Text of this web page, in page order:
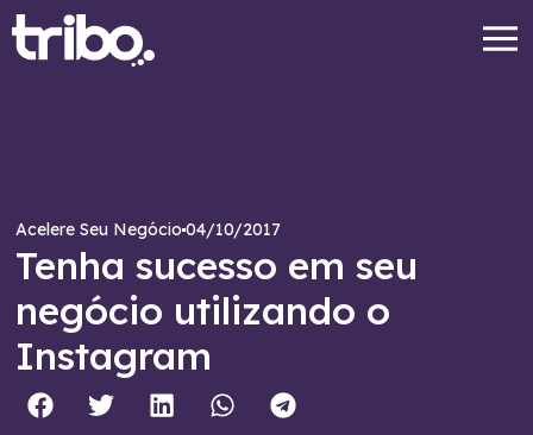
Acelere Seu Negócio04/10/2017
Tenha sucesso em seu
negócio utilizando o
Instagram